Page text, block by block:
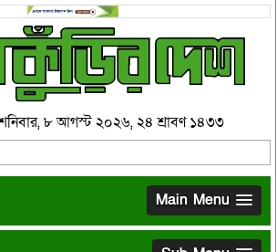
৮ আগস্ট ২০২৬, ২৪ শ্রাবণ ১৪৩৩
Main Menu